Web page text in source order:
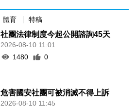
體育 特稿
社團法律制度今起公開諮詢45天
2026-08-10 11:01
1480
0
危害國安社團可被消滅不得上訴
2026-08-10 11:45